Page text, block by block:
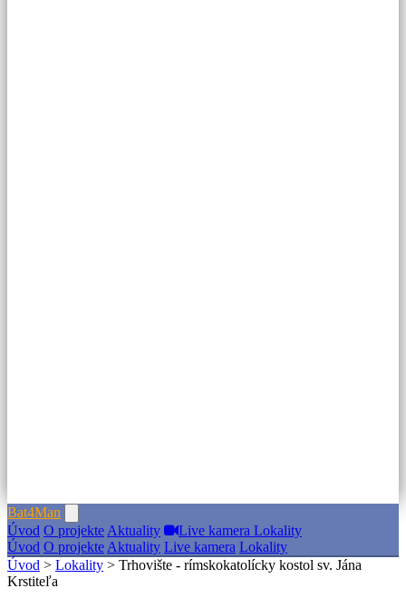
Bat4Man
Úvod O projekte Aktuality Live kamera Lokality
Úvod O projekte Aktuality Live kamera Lokality
Úvod > Lokality > Trhovište - rímskokatolícky kostol sv. Jána
Krstiteľa